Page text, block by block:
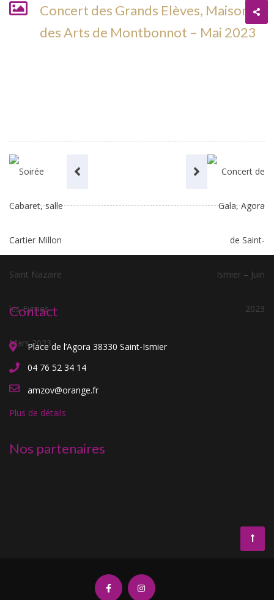
Concert des Grands Elèves, Maison
des Arts de Montbonnot – Mai 2023
Contact
Place de l’Agora 38330 Saint-Ismier
04 76 52 34 14
amzov@orange.fr
Plus de détails
Nos partenaires